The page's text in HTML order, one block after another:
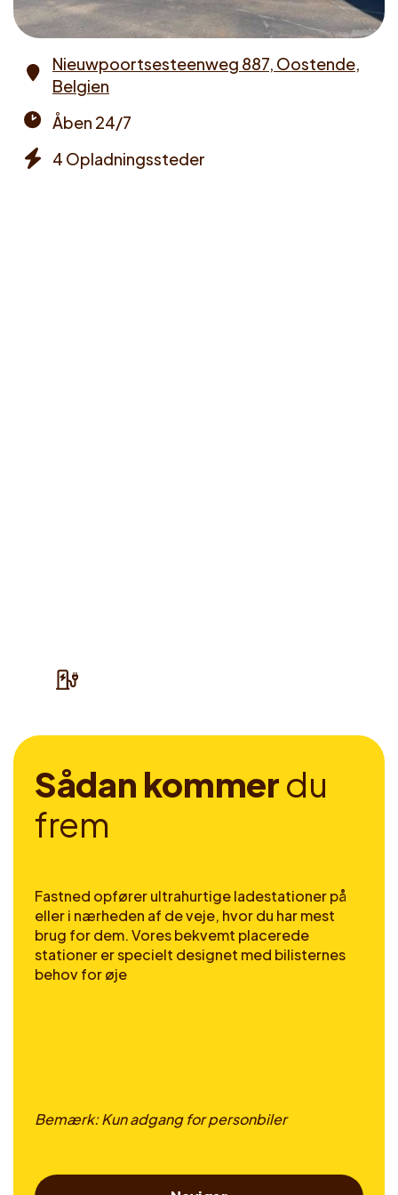
Address
Nieuwpoortsesteenweg 887, Oostende,
Belgien
times
Åben 24/7
4 Opladningssteder
Sådan kommerdu
frem
Fastned opfører ultrahurtige ladestationer på
eller i nærheden af de veje, hvor du har mest
brug for dem. Vores bekvemt placerede
stationer er specielt designet med bilisternes
behov for øje
Bemærk: Kun adgang for personbiler